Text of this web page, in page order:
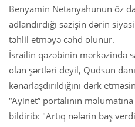
Benyamin Netanyahunun öz
adlandırdığı sazişin dərin
təhlil etməyə cəhd olunur.
İsrailin qəzəbinin mərkəzində
olan şərtləri deyil, Qüdsün
kənarlaşdırıldığını dərk
“Ayinet” portalının
bildirib: "Artıq nələrin baş